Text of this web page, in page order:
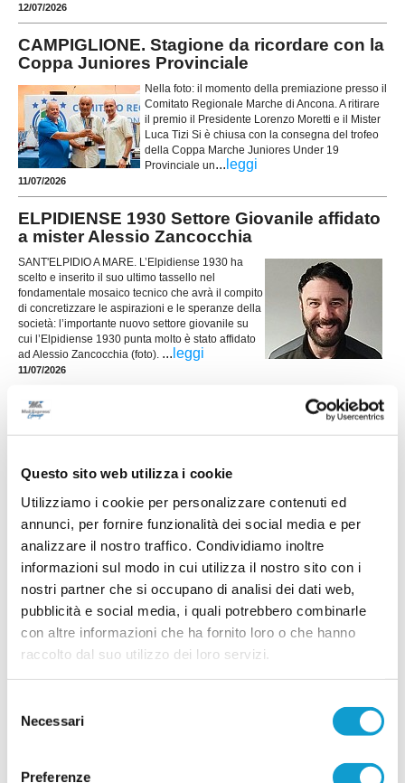
Questo sito web utilizza i cookie
Utilizziamo i cookie per personalizzare contenuti ed
annunci, per fornire funzionalità dei social media e per
analizzare il nostro traffico. Condividiamo inoltre
informazioni sul modo in cui utilizza il nostro sito con i
nostri partner che si occupano di analisi dei dati web,
pubblicità e social media, i quali potrebbero combinarle
con altre informazioni che ha fornito loro o che hanno
raccolto dal suo utilizzo dei loro servizi.
delNecessari
Preferenze
12/07/2026
CAMPIGLIONE. Stagione da ricordare con la
Coppa Juniores Provinciale
Nella foto: il momento della premiazione presso il
Comitato Regionale Marche di Ancona. A ritirare
il premio il Presidente Lorenzo Moretti e il Mister
Luca Tizi Si è chiusa con la consegna del trofeo
della Coppa Marche Juniores Under 19
Provinciale un... leggi
11/07/2026
ELPIDIENSE 1930 Settore Giovanile affidato
a mister Alessio Zancocchia
SANT'ELPIDIO A MARE. L’Elpidiense 1930 ha
scelto e inserito il suo ultimo tassello nel
fondamentale mosaico tecnico che avrà il compito
di concretizzare le aspirazioni e le speranze della
società: l’importante nuovo settore giovanile su
cui l’Elpidiense 1930 punta molto è stato affidato
ad Alessio Zancocchia (foto). ... leggi
11/07/2026
ARCHETTI RAPAGNANO si conferma punto
di riferimento per il territorio
la stagione 2025/2026, caratterizzata, tra le altre
cose, dalla vittoria della Coppa Disciplina da
parte della società Archetti Rapagnano: si tratta
della terza conquistata in due anni. Sono in vista
importanti novità per quanto riguarda lo staff
tecnico. La società saluta mi ...leggi
PORTO S.ELPIDIO. Stortini: "Settore
giovanile alla base del progetto"
Fabio Stortini (foto) è il nuovo presidente del Porto Sant'Elpidio e si
08/07/2026
FERMANA e USA FERMO insieme per
La Fermana Football Club rafforza il proprio
progetto dedicato ai giovani e guarda al territorio